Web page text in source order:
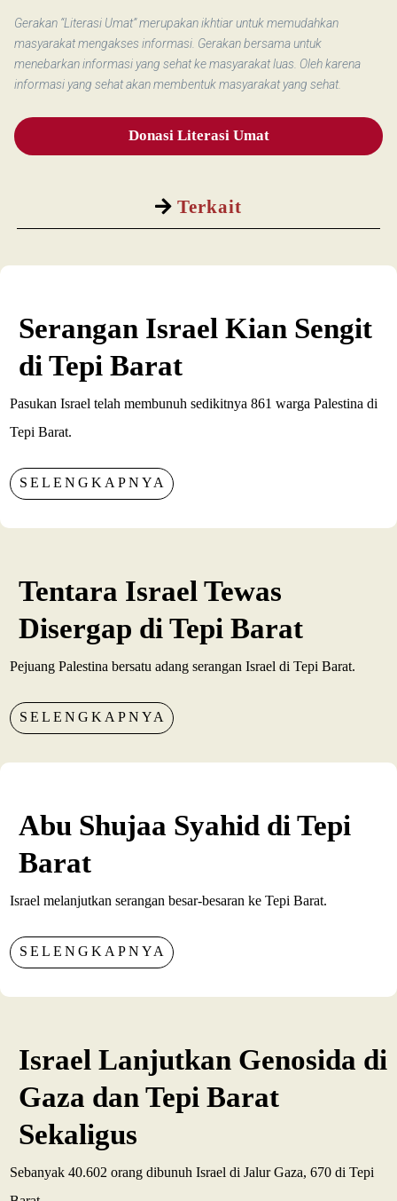
Terkait
Gerakan “Literasi Umat” merupakan ikhtiar untuk memudahkan
masyarakat mengakses informasi. Gerakan bersama untuk
menebarkan informasi yang sehat ke masyarakat luas. Oleh karena
informasi yang sehat akan membentuk masyarakat yang sehat.
Donasi Literasi Umat
Serangan Israel Kian Sengit
di Tepi Barat
Pasukan Israel telah membunuh sedikitnya 861 warga Palestina di
Tepi Barat.
SELENGKAPNYA
Tentara Israel Tewas
Disergap di Tepi Barat
Pejuang Palestina bersatu adang serangan Israel di Tepi Barat.
SELENGKAPNYA
Abu Shujaa Syahid di Tepi
Barat
Israel melanjutkan serangan besar-besaran ke Tepi Barat.
SELENGKAPNYA
Israel Lanjutkan Genosida di
Gaza dan Tepi Barat
Sekaligus
Sebanyak 40.602 orang dibunuh Israel di Jalur Gaza, 670 di Tepi